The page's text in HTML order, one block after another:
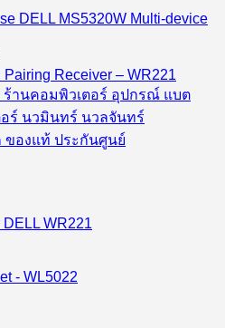
DELL MS5320W Multi-device
WR221